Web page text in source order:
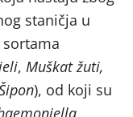
staničja u
, Muškat žuti,
), od koji su